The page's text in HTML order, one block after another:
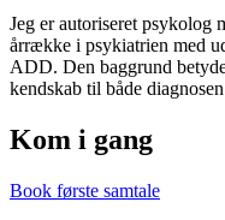
Jeg er autoriseret psykolog
årrække i psykiatrien med
ADD. Den baggrund
kendskab til både
Kom i gang
Book første samtale